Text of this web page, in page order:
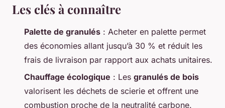
Les clés à connaître
Palette de granulés : Acheter en palette permet
des économies allant jusqu’à 30 % et réduit les
frais de livraison par rapport aux achats unitaires.
Chauffage écologique : Les granulés de bois
valorisent les déchets de scierie et offrent une
combustion proche de la neutralité carbone.